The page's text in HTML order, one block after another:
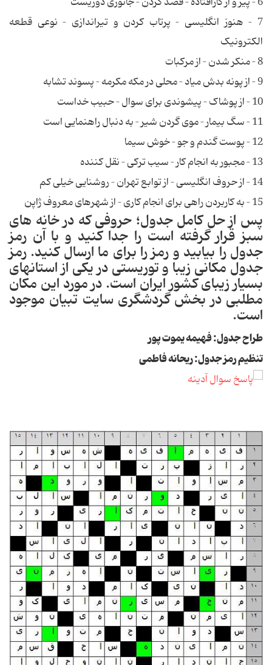
7 – هنوز انگلیسی – پرتاب کردن و تیراندازی – نوعی قطعه
الکترونیک
8 – منکر شدن – از مرکبات
9 – از پونه بدش میاد – محلی در مکه مکرمه – پسوند تشابه
10 – از پوشاک – پیشوندی برای سوال – حبیب خداست
11 – سگ بیمار – موی گردن شیر – به دنبال راهنمایی است
12 – پوست گندم و جو – خوش سیما
13 – مجبور به انجام کار – سیب ترکی – نقل کننده
14 – از حروف انگلیسی – از توابع تهران – روشنایی خیلی کم
15 – به کاربردن راهی برای انجام کاری – از شهرهای معروف ژاپن
پس از حل کامل جدول؛ حروفی که در خانه های
سبز قرار گرفته است را جدا کنید و با آن رمز
جدول را بیابید و رمز را برای ما ارسال کنید. رمز
جدول مکانی زیبا و توریستی در یکی از استانهای
بسیار زیبای کشور ایران است. در مورد این مکان
مطلبی در بخش گردشگری سایت تبیان موجود
است.
طراح جدول: فهیمه یموت پور
تنظیم رمز جدول: ریحانه فاطمی